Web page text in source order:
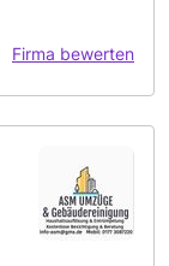
Firma bewerten